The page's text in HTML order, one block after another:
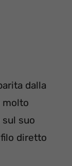
dalla
molto
suo
diretto